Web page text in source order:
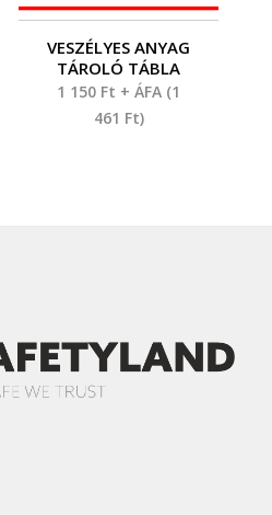
VESZÉLYES ANYAG
TÁROLÓ TÁBLA
1 150 Ft + ÁFA (1
461 Ft)